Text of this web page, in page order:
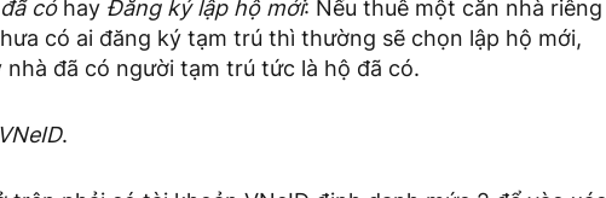
cóhay Đăng ký lập hộ mới: Nếu thuê một căn nhà riêng
có ai đăng ký tạm trú thì thường sẽ chọn lập hộ mới,
đã có người tạm trú tức là hộ đã có.
.